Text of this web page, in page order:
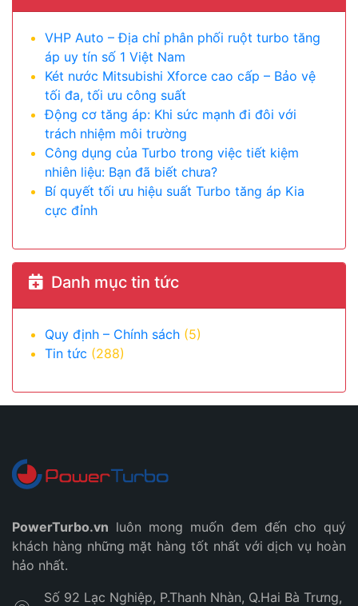
VHP Auto – Địa chỉ phân phối ruột turbo tăng
áp uy tín số 1 Việt Nam
Két nước Mitsubishi Xforce cao cấp – Bảo vệ
tối đa, tối ưu công suất
Động cơ tăng áp: Khi sức mạnh đi đôi với
trách nhiệm môi trường
Công dụng của Turbo trong việc tiết kiệm
nhiên liệu: Bạn đã biết chưa?
Bí quyết tối ưu hiệu suất Turbo tăng áp Kia
cực đỉnh
Danh mục tin tức
Quy định – Chính sách (5)
Tin tức (288)
PowerTurbo.vn luôn mong muốn đem đến cho quý
khách hàng những mặt hàng tốt nhất với dịch vụ hoàn
hảo nhất.
Số 92 Lạc Nghiệp, P.Thanh Nhàn, Q.Hai Bà Trưng,